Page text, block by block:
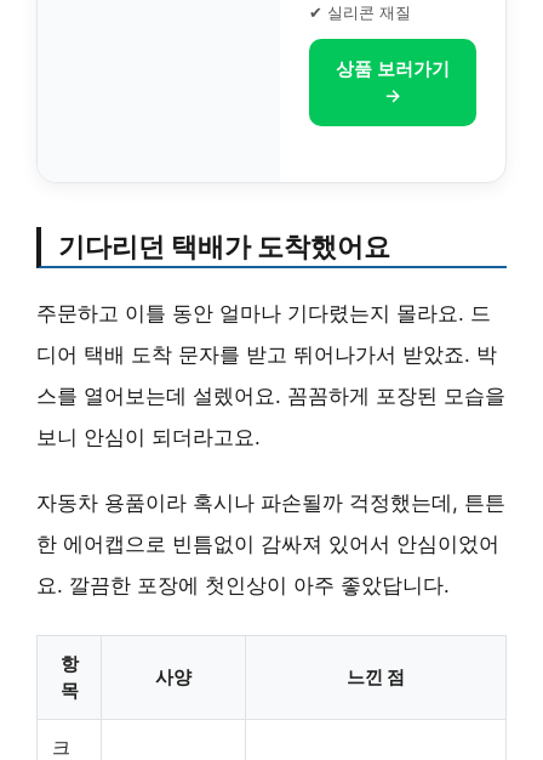
✔ 실리콘 재질
상품 보러가기
→
기다리던 택배가 도착했어요
주문하고 이틀 동안 얼마나 기다렸는지 몰라요. 드
디어 택배 도착 문자를 받고 뛰어나가서 받았죠. 박
스를 열어보는데 설렜어요. 꼼꼼하게 포장된 모습을
보니 안심이 되더라고요.
자동차 용품이라 혹시나 파손될까 걱정했는데, 튼튼
한 에어캡으로 빈틈없이 감싸져 있어서 안심이었어
요. 깔끔한 포장에 첫인상이 아주 좋았답니다.
항
목
사양 느낀 점
크